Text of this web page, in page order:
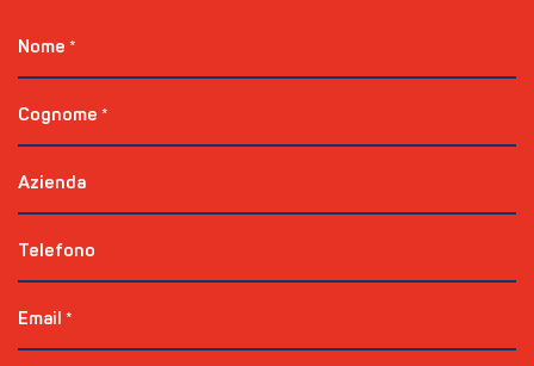
Nome *
Cognome *
Azienda
Telefono
Email *